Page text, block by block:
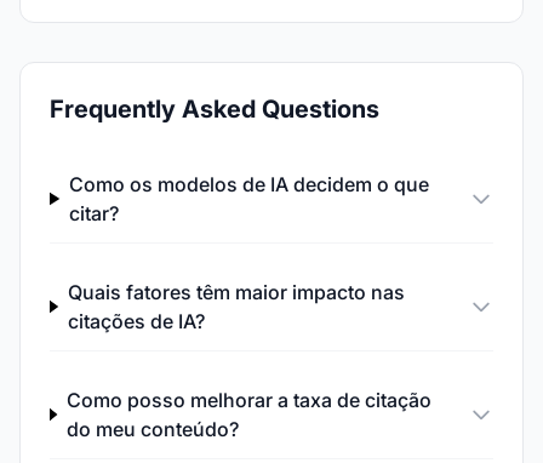
Frequently Asked Questions
Como os modelos de IA decidem o que
citar?
Quais fatores têm maior impacto nas
citações de IA?
Como posso melhorar a taxa de citação
do meu conteúdo?